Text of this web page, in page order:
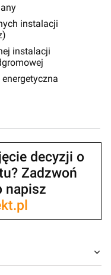
instalacji
instalacji
decyzji o
Zadzwoń
napisz